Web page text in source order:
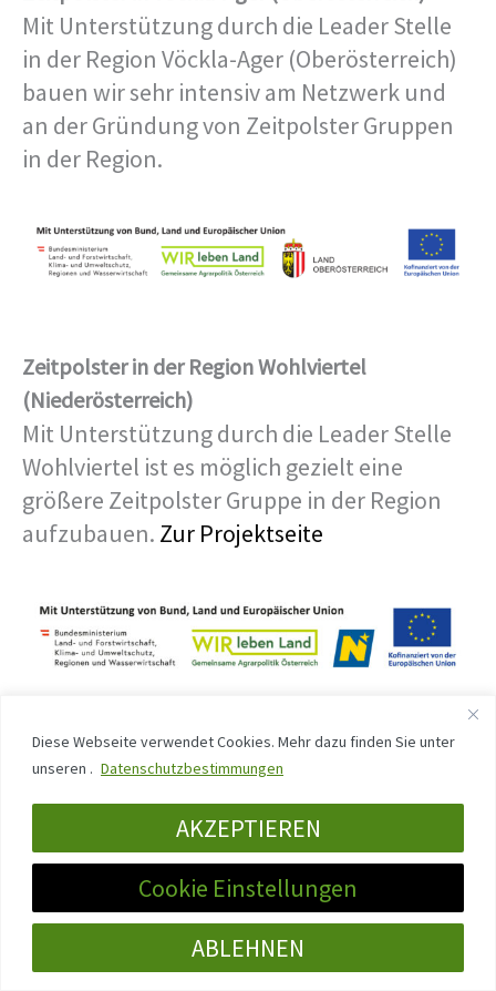
Diese Webseite verwendet Cookies. Mehr dazu finden Sie unter
unseren . Datenschutzbestimmungen
Cookie Einstellungen
ABLEHNEN
AKZEPTIEREN
Mit Unterstützung durch die Leader Stelle
in der Region Vöckla-Ager (Oberösterreich)
bauen wir sehr intensiv am Netzwerk und
an der Gründung von Zeitpolster Gruppen
in der Region.
Zeitpolster in der Region Wohlviertel
(Niederösterreich)
Mit Unterstützung durch die Leader Stelle
Wohlviertel ist es möglich gezielt eine
größere Zeitpolster Gruppe in der Region
aufzubauen. Zur Projektseite
Zeitpolster in der Region Eisenstraße
In Zusammenarbeit mit der Leader Stelle in
der Region Eisenstraße bauen wir sehr
intensiv am Netzwerk und an der Gründung
von Zeitpolster Gruppen in der Region.Zur